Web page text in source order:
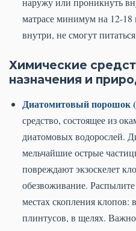
матрасе минимум на 12-
внутри, не смогут
Химические
назначения и
Диатомитовый порошок
средство, состоящее из
диатомовых водорослей.
мельчайшие острые
повреждают экзоскелет
обезвоживание.
местах скопления клопов:
плинтусов, в щелях.